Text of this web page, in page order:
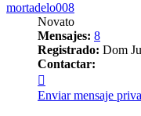
mortadelo008
Novato
Mensajes: 8
Registrado: Dom
Contactar:
mortadelo008
Enviar mensaje